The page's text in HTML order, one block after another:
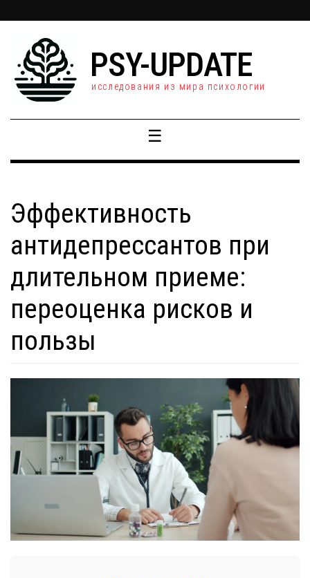
PSY-UPDATE
исследования из мира психологии
☰
Эффективность
антидепрессантов при
длительном приеме:
переоценка рисков и
пользы